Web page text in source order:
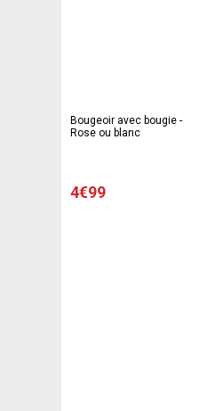
Bougeoir avec bougie -
Rose ou blanc
4€99